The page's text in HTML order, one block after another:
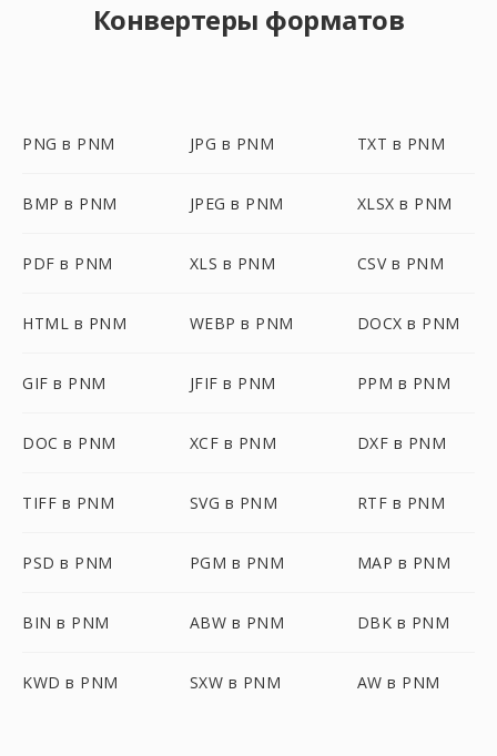
Конвертеры форматов
PNG в PNM JPG в PNM TXT в PNM
BMP в PNM JPEG в PNM XLSX в PNM
PDF в PNM XLS в PNM CSV в PNM
HTML в PNM WEBP в PNM DOCX в PNM
GIF в PNM JFIF в PNM PPM в PNM
DOC в PNM XCF в PNM DXF в PNM
TIFF в PNM SVG в PNM RTF в PNM
PSD в PNM PGM в PNM MAP в PNM
BIN в PNM ABW в PNM DBK в PNM
KWD в PNM SXW в PNM AW в PNM